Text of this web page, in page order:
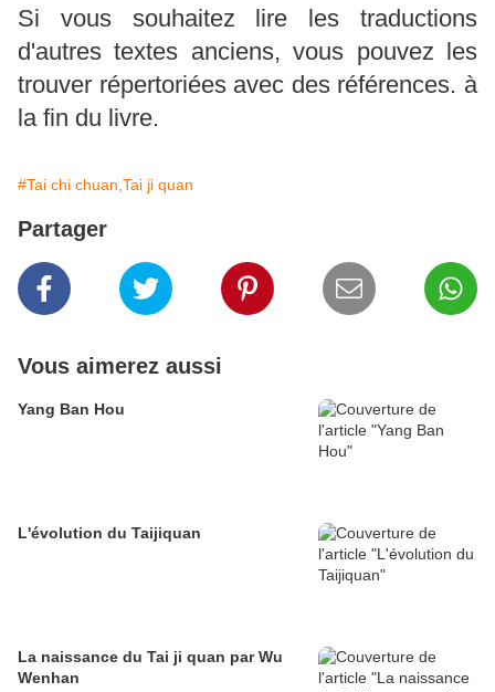
Si vous souhaitez lire les traductions
d'autres textes anciens, vous pouvez les
trouver répertoriées avec des références. à
la fin du livre.
#Tai chi chuan,Tai ji quan
Partager
Vous aimerez aussi
Yang Ban Hou
L'évolution du Taijiquan
La naissance du Tai ji quan par Wu
Wenhan